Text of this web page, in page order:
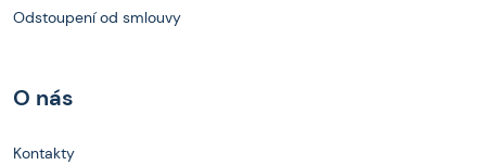
Odstoupení od smlouvy
O nás
Kontakty